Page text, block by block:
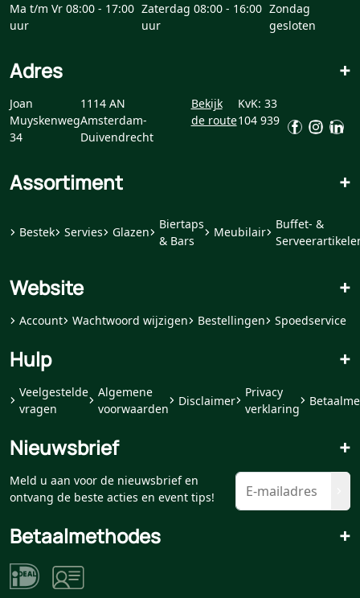
Ma t/m Vr 08:00 - 17:00
uur
Zaterdag 08:00 - 16:00
uur
Zondag
gesloten
Adres +
Joan
Muyskenweg
34
1114 AN
Amsterdam-
Duivendrecht
Bekijk
de route
KvK: 33
104 939
Assortiment +
Bestek Servies Glazen
Biertaps
& Bars
Meubilair
Buffet- &
Website +
Account Wachtwoord wijzigen Bestellingen Spoedservice
Hulp +
Veelgestelde
vragen
Algemene
voorwaarden
Disclaimer
Privacy
verklaring
Nieuwsbrief +
Meld u aan voor de nieuwsbrief en
ontvang de beste acties en event tips!
Betaalmethodes +